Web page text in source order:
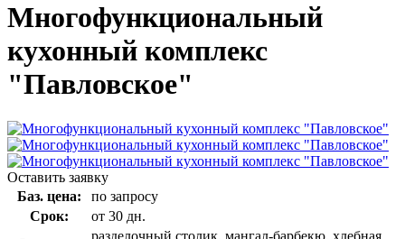
Многофункциональный
кухонный комплекс
"Павловское"
Оставить заявку
Баз. цена:
по запросу
Срок:
от 30 дн.
разделочный столик, мангал-барбекю, хлебная